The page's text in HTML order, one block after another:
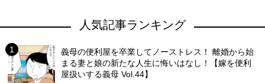
人気記事ランキング
義母の便利屋を卒業してノーストレス！ 離婚から始
まる妻と娘の新たな人生に悔いはなし！【嫁を便利
屋扱いする義母 Vol.44】